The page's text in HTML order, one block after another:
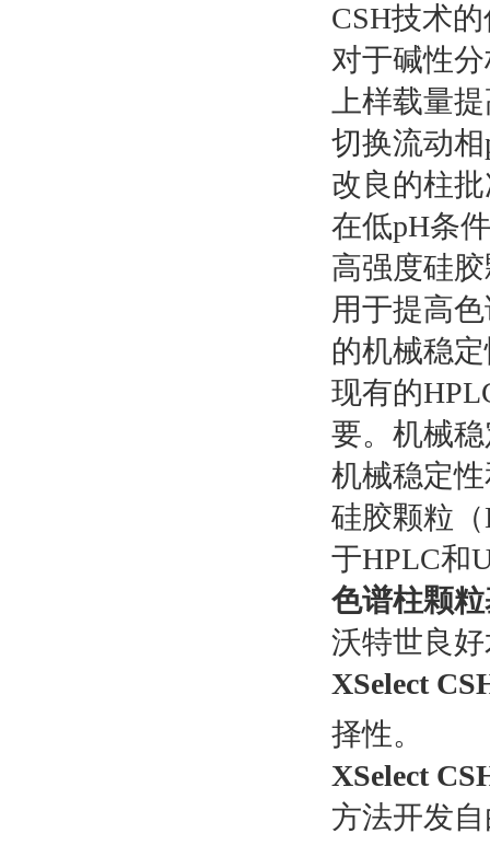
CSH技术
对于碱性
上样载量
切换流动
改良的柱
在低pH条
高强度硅
用于提高
的机械稳
现有的
要。机械
机械稳定
硅胶颗粒
于HPLC和
色谱柱颗
沃特世良
XSelect
择性。
XSelect
方法开发